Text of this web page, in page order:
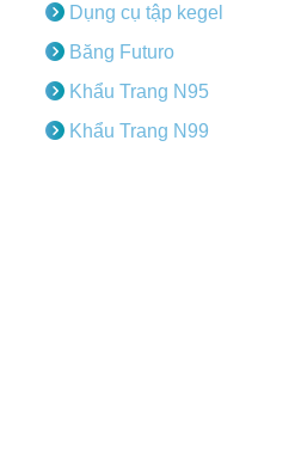
Dụng cụ tập kegel
Băng Futuro
Khẩu Trang N95
Khẩu Trang N99